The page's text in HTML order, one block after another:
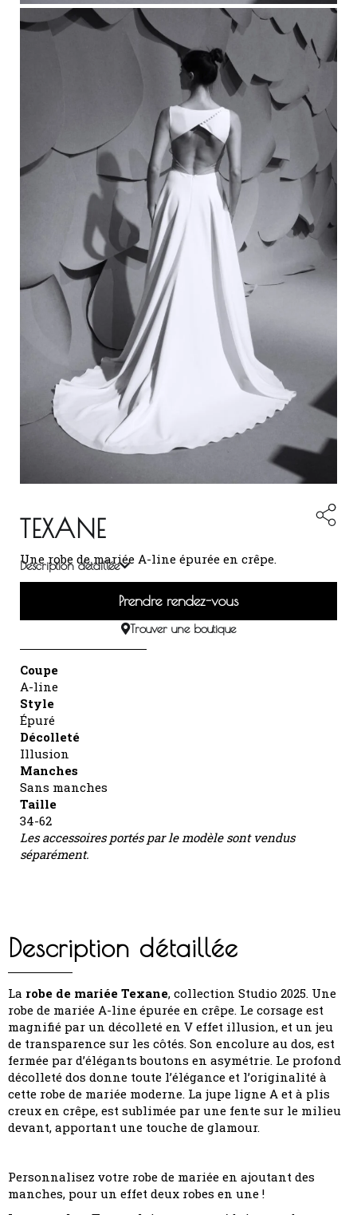
TEXANE
Une robe de mariée A-line épurée en crêpe.
Description détaillée
Prendre rendez-vous
Trouver une boutique
Coupe
A-line
Style
Épuré
Décolleté
Illusion
Manches
Sans manches
Taille
34-62
Les accessoires portés par le modèle sont vendus
séparément.
Description détaillée
La robe de mariée Texane, collection Studio 2025. Une
robe de mariée A-line épurée en crêpe. Le corsage est
magnifié par un décolleté en V effet illusion, et un jeu
de transparence sur les côtés. Son encolure au dos, est
fermée par d’élégants boutons en asymétrie. Le profond
décolleté dos donne toute l’élégance et l’originalité à
cette robe de mariée moderne. La jupe ligne A et à plis
creux en crêpe, est sublimée par une fente sur le milieu
devant, apportant une touche de glamour.
Personnalisez votre robe de mariée en ajoutant des
manches, pour un effet deux robes en une !